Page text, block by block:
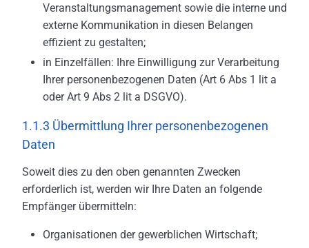
Veranstaltungsmanagement sowie die interne und
externe Kommunikation in diesen Belangen
effizient zu gestalten;
in Einzelfällen: Ihre Einwilligung zur Verarbeitung
Ihrer personenbezogenen Daten (Art 6 Abs 1 lit a
oder Art 9 Abs 2 lit a DSGVO).
1.1.3 Übermittlung Ihrer personenbezogenen
Daten
Soweit dies zu den oben genannten Zwecken
erforderlich ist, werden wir Ihre Daten an folgende
Empfänger übermitteln:
Organisationen der gewerblichen Wirtschaft;